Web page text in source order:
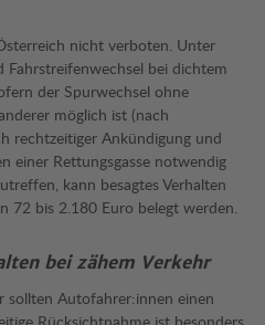
nicht verboten. Unter
Fahrstreifenwechsel bei dichtem
der Spurwechsel ohne
möglich ist (nach
rechtzeitiger Ankündigung und
einer Rettungsgasse notwendig
kann besagtes Verhalten
72 bis 2.180 Euro belegt werden.
bei zähem Verkehr
sollten Autofahrer:innen einen